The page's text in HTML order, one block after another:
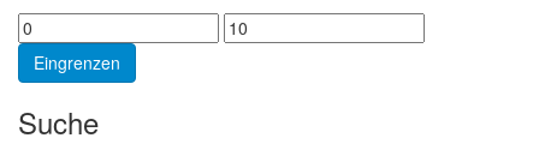
Min.
Preis
Max.
Preis
Eingrenzen
Suche